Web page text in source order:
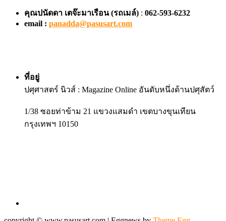
คุณปนัดดา เตจ๊ะมาเรือน (รถเมล์) : 062-593-6232
email : panadda@pasusart.com
ที่อยู่
ปศุศาสตร์ นิวส์ : Magazine Online อันดับหนึ่งด้านปศุสัตว์
1/38 ซอยท่าข้าม 21 แขวงแสมดำ เขตบางขุนเทียน
กรุงเทพฯ 10150